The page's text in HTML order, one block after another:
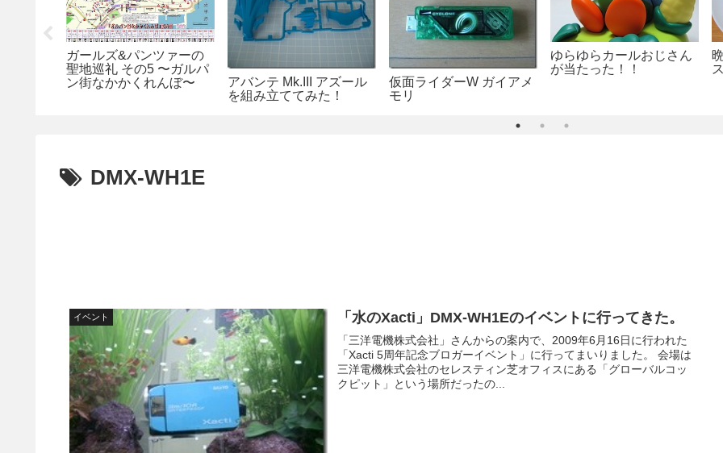
ガールズ&パンツァーの
聖地巡礼 その5 〜ガルパ
ン街なかかくれんぼ〜
アバンテ Mk.III アズール
を組み立ててみた！
仮面ライダーW ガイアメ
モリ
ゆらゆらカールおじさん
が当たった！！
DMX-WH1E
イベント 「水のXacti」DMX-WH1Eのイベントに行ってきた。
「三洋電機株式会社」さんからの案内で、2009年6月16日に行われた
「Xacti 5周年記念ブロガーイベント」に行ってまいりました。 会場は
三洋電機株式会社のセレスティン芝オフィスにある「グローバルコッ
クピット」という場所だったの...